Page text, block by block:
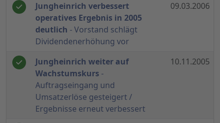
Jungheinrich verbessert
operatives Ergebnis in 2005
deutlich - Vorstand schlägt
Dividendenerhöhung vor
09.03.2006
Jungheinrich weiter auf
Wachstumskurs -
Auftragseingang und
Umsatzerlöse gesteigert /
Ergebnisse erneut verbessert
10.11.2005